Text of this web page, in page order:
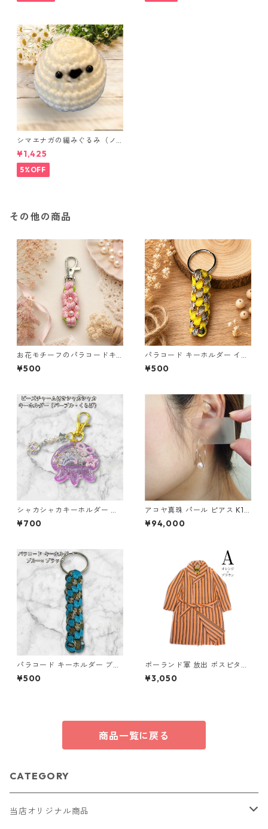
シマエナガの編みぐるみ（ノ
ーマル）
¥1,425
5%OFF
その他の商品
お花モチーフのパラコードキ
ーホルダー ピンク×ライトグリ
ーン ハンドメイド 国産 本革
¥500
パラコード キーホルダー イエ
ロー×ベージュ(赤・黒) ハンド
メイド 国産 本革 ヌメ革
¥500
シャカシャカキーホルダー く
らげ レジン キーホルダー パー
プル ビーズ チャーム付き かわ
ズ レディース プレゼント 雑貨
ゆめかわ ギフト
¥700
アコヤ真珠 パール ピアス K18
イエローゴールド ジプシー フ
ック ピアス 7mm 7ミリ珠 あ
¥94,000
パラコード キーホルダー ブル
ー ブラック 編み込み s16
¥500
ポーランド軍 放出 ポスピタル
ガウン ストライプ A オレンジ
×ブラウン 176サイズ 未使用
¥3,050
商品一覧に戻る
CATEGORY
当店オリジナル商品